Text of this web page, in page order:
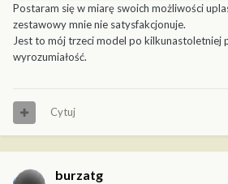
Postaram się w miarę swoich możliwości
zestawowy mnie nie satysfakcjonuje.
Jest to mój trzeci model po kilkunastoletniej
wyrozumiałość.
Cytuj
burzatg